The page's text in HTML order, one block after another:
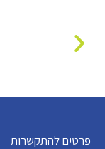
פרטים להתקשרות